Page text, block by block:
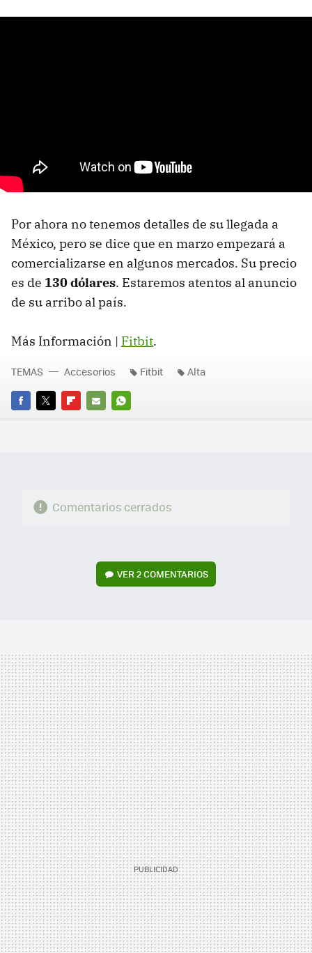
Por ahora no tenemos detalles de su llegada a
México, pero se dice que en marzo empezará a
comercializarse en algunos mercados. Su precio
es de 130 dólares. Estaremos atentos al anuncio
de su arribo al país.
Más Información | Fitbit.
FACEBOOK
TWITTERFLIPBOARD
E-
WHATSAPP
TEMAS Accesorios Fitbit Alta
Comentarios cerrados
VER2 COMENTARIOS